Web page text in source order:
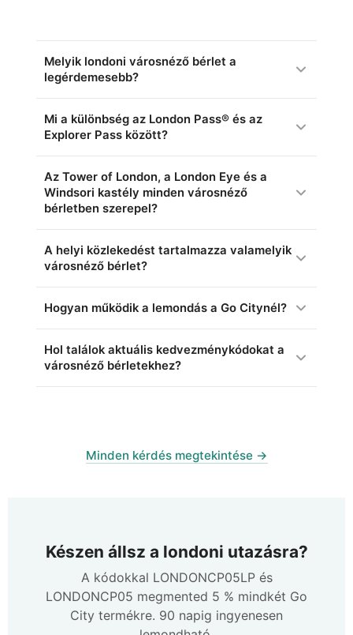
Melyik londoni városnéző bérlet a
legérdemesebb?
Mi a különbség az London Pass® és az
Explorer Pass között?
Az Tower of London, a London Eye és a
Windsori kastély minden városnéző
bérletben szerepel?
A helyi közlekedést tartalmazza valamelyik
városnéző bérlet?
Hogyan működik a lemondás a Go Citynél?
Hol találok aktuális kedvezménykódokat a
városnéző bérletekhez?
Minden kérdés megtekintése →
Készen állsz a londoni utazásra?
A kódokkal LONDONCP05LPés
LONDONCP05 megmented 5 % mindkét Go
City termékre. 90 napig ingyenesen